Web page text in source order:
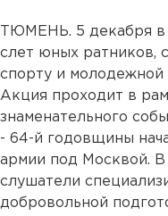
ТЮМЕНЬ. 5 декабря в
слет юных ратников,
спорту и молодежной
Акция проходит в
знаменательного
- 64-й годовщины
армии под Москвой. В
слушатели
добровольной